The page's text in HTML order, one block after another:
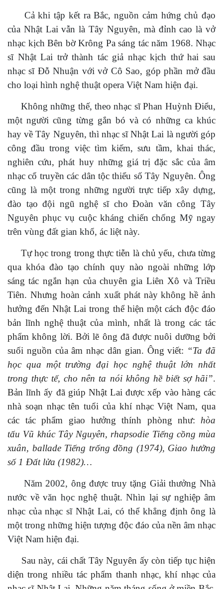
Cả khi tập kết ra Bắc, nguồn cảm hứng chủ đạo
của Nhật Lai vẫn là Tây Nguyên, mà đỉnh cao là vở
nhạc kịch Bên bờ Krông Pa sáng tác năm 1968. Nhạc
sĩ Nhật Lai trở thành tác giả nhạc kịch thứ hai sau
nhạc sĩ Đỗ Nhuận với vở Cô Sao, góp phần mở đầu
cho loại hình nghệ thuật opera Việt Nam hiện đại.
Không những thế, theo nhạc sĩ Phan Huỳnh Điểu,
một người cũng từng gắn bó và có những ca khúc
hay về Tây Nguyên, thì nhạc sĩ Nhật Lai là người góp
công đầu trong việc tìm kiếm, sưu tầm, khai thác,
nghiên cứu, phát huy những giá trị đặc sắc của âm
nhạc cổ truyền các dân tộc thiểu số Tây Nguyên. Ông
cũng là một trong những người trực tiếp xây dựng,
đào tạo đội ngũ nghệ sĩ cho Đoàn văn công Tây
Nguyên phục vụ cuộc kháng chiến chống Mỹ ngay
trên vùng đất gian khổ, ác liệt này.
Tựhọc trong trong thực tiễn là chủ yếu, chưa từng
qua khóa đào tạo chính quy nào ngoài những lớp
sáng tác ngắn hạn của chuyên gia Liên Xô và Triều
Tiên. Nhưng hoàn cảnh xuất phát nàykhông hềảnh
hưởng đếnNhật Laitrong thể hiện một cách độc đáo
bản lĩnh nghệ thuật của mình, nhất làtrong các tác
phẩm không lời. Bởi lẽ ông đãđược nuôi dưỡng bởi
suối nguồn củaâm nhạc dân gian. Ông viết: “Ta đã
học qua một trường đại học nghệ thuật lớn nhất
trong thực tế, cho nên ta nói không hề biết sợ hãi”.
Bản lĩnh ấy đã giúp Nhật Laiđược xếp vào hàng các
nhà soạn nhạc tên tuổi của khí nhạc Việt Nam, qua
các tác phẩm giao hưởng thính phòngnhư: hòa
tấu Vũ khúc Tây Nguyên, rhapsodie Tiếng cồng mùa
xuân, ballade Tiếng trống đồng (1974), Giao hưởng
số 1 Đất lửa (1982)…
Năm 2002, ông được truy tặng Giải thưởng Nhà
nước về văn học nghệ thuật. Nhìn lại sự nghiệp âm
nhạc của nhạc sĩ Nhật Lai, có thể khẳng định ông là
một trong những hiện tượng độc đáo của nền âm nhạc
Việt Nam hiện đại.
Sau này, cáichất Tây Nguyên ấy còn tiếp tụchiện
diệntrong nhiều tác phẩm thanhnhạc,khí nhạc của